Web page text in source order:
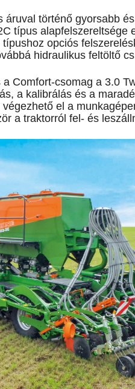
áruval történő gyorsabb
típus alapfelszereltsége
opciós
hidraulikus feltöltő
Comfort-csomag a 3.0
a kalibrálás és a
el a
a traktorról fel- és